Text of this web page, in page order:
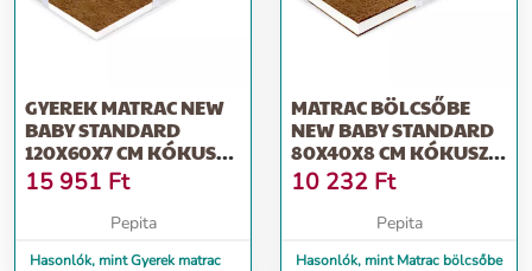
GYEREK MATRAC NEW
BABY STANDARD
120X60X7 CM KÓKUSZ-
HABSZIVACS FEHÉR
15 951 Ft
Pepita
Hasonlók, mint Gyerek matrac
MATRAC BÖLCSŐBE
NEW BABY STANDARD
80X40X8 CM KÓKUSZ-
HABSZIVACS-KÓ...
10 232 Ft
Pepita
Hasonlók, mint Matrac bölcsőbe